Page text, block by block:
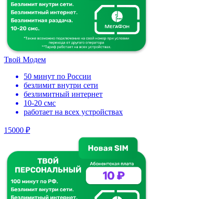
Твой Модем
50 минут по России
безлимит внутри сети
безлимитный интернет
10-20 смс
работает на всех устройствах
15000 ₽